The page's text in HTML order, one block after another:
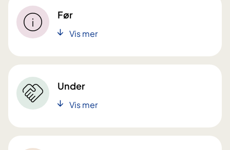
Før
Vis mer
Under
Vis mer